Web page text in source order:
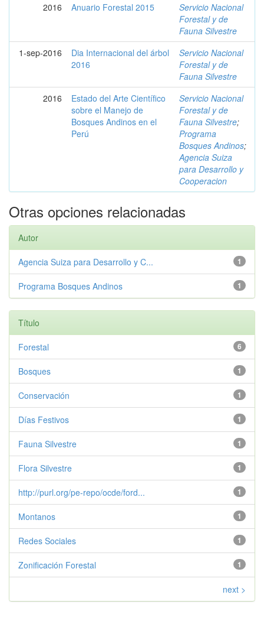
2016
Anuario Forestal 2015
Servicio Nacional
Forestal y de
Fauna Silvestre
1-sep-2016
Dia Internacional del árbol
2016
Servicio Nacional
Forestal y de
Fauna Silvestre
2016
Estado del Arte Científico
sobre el Manejo de
Bosques Andinos en el
Perú
Servicio Nacional
Forestal y de
Fauna Silvestre;
Programa
Bosques Andinos;
Agencia Suiza
para Desarrollo y
Cooperacion
Otras opciones relacionadas
Autor
1
Agencia Suiza para Desarrollo y C...
1
Programa Bosques Andinos
Título
6
Forestal
1
Bosques
1
Conservación
1
Días Festivos
1
Fauna Silvestre
1
Flora Silvestre
1
http://purl.org/pe-repo/ocde/ford...
1
Montanos
1
Redes Sociales
1
Zonificación Forestal
next >